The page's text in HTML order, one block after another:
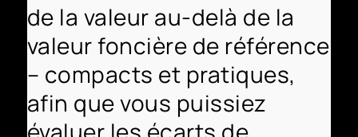
de la valeur au-delà de la
valeur foncière de référence
– compacts et pratiques,
afin que vous puissiez